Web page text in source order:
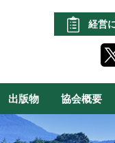
経営
出版物 協会概要